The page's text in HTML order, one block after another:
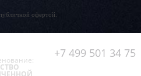
офертой.
+7 499 501 34 75